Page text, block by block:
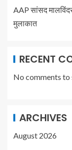
AAP सांसद
मुलाकात
RECENT
No comments to
ARCHIVES
August 2026